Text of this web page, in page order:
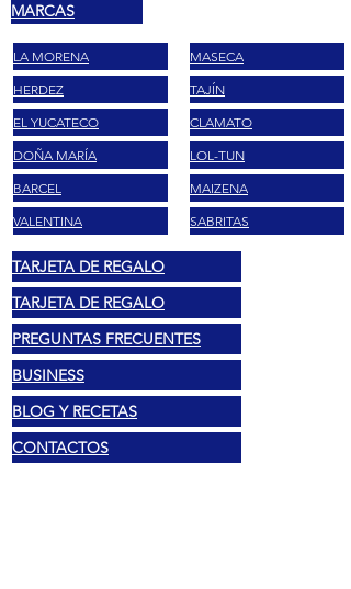
MARCAS
LA MORENA
HERDEZ
EL YUCATECO
DOÑA MARÍA
BARCEL
VALENTINA
MASECA
TAJÍN
CLAMATO
LOL-TUN
MAIZENA
SABRITAS
TARJETA DE REGALO
TARJETA DE REGALO
PREGUNTAS FRECUENTES
BUSINESS
BLOG Y RECETAS
CONTACTOS